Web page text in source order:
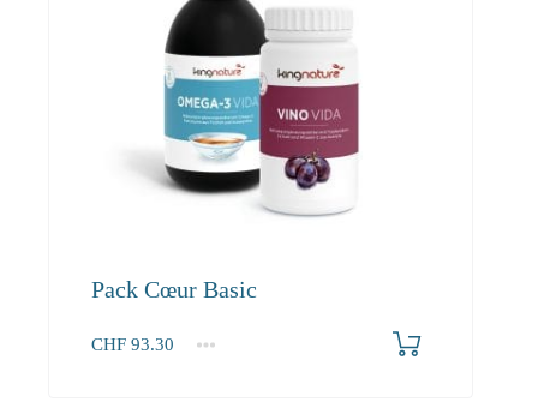
Pack Cœur Basic
CHF 93.30
1+